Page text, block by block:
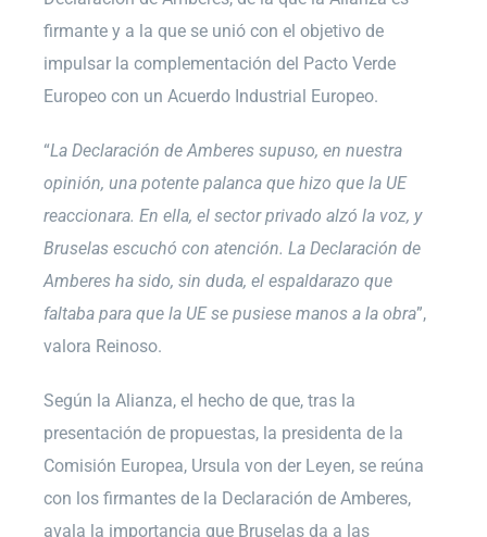
firmante y a la que se unió con el objetivo de
impulsar la complementación del Pacto Verde
Europeo con un Acuerdo Industrial Europeo.
“La Declaración de Amberes supuso, en nuestra
opinión, una potente palanca que hizo que la UE
reaccionara. En ella, el sector privado alzó la voz, y
Bruselas escuchó con atención. La Declaración de
Amberes ha sido, sin duda, el espaldarazo que
faltaba para que la UE se pusiese manos a la obra”,
valora Reinoso.
Según la Alianza, el hecho de que, tras la
presentación de propuestas, la presidenta de la
Comisión Europea, Ursula von der Leyen, se reúna
con los firmantes de la Declaración de Amberes,
avala la importancia que Bruselas da a las